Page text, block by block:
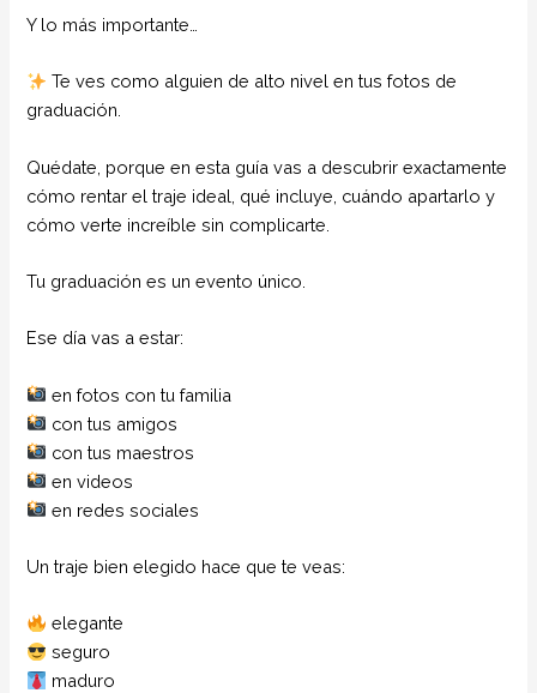
Y lo más importante…
Te ves como alguien de alto nivel en tus fotos de
graduación.
Quédate, porque en esta guía vas a descubrir exactamente
cómo rentar el traje ideal, qué incluye, cuándo apartarlo y
cómo verte increíble sin complicarte.
Tu graduación es un evento único.
Ese día vas a estar:
en fotos con tu familia
con tus amigos
con tus maestros
en videos
en redes sociales
Un traje bien elegido hace que te veas:
elegante
seguro
maduro